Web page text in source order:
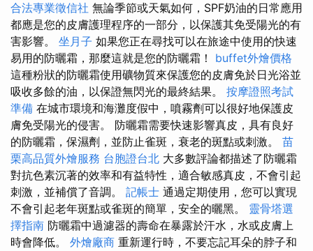
合法專業徵信社 無論季節或天氣如何，SPF奶油的日常應用
都應是您的皮膚護理程序的一部分，以保護其免受陽光的有
害影響。 坐月子 如果您正在尋找可以在旅途中使用的快速
易用的防曬霜，那麼這就是您的防曬霜！ buffet外燴價格
這種粉狀的防曬霜使用礦物質來保護您的皮膚免於日光浴並
吸收多餘的油，以保證無閃光的最終結果。 按摩證照考試
準備 在城市環境和海灘度假中，噴霧劑可以很好地保護皮
膚免受陽光的侵害。 防曬霜需要快速影響真皮，具有良好
的防曬霜，保濕劑，並防止雀斑，衰老的斑點或刺激。 苗
栗高品質外燴服務 台胞證台北 大多數評論都描述了防曬霜
對抗色素沉著的效率和有益特性，適合敏感真皮，不會引起
刺激，並補償了音調。 記帳士 通過定期使用，您可以實現
不會引起老年斑點或雀斑的簡單，安全的曬黑。 靈骨塔選
擇指南 防曬霜中過濾器的壽命在暴露於汗水，水或皮膚上
時會降低。 外燴廠商 重新運行時，不要忘記耳朵的脖子和